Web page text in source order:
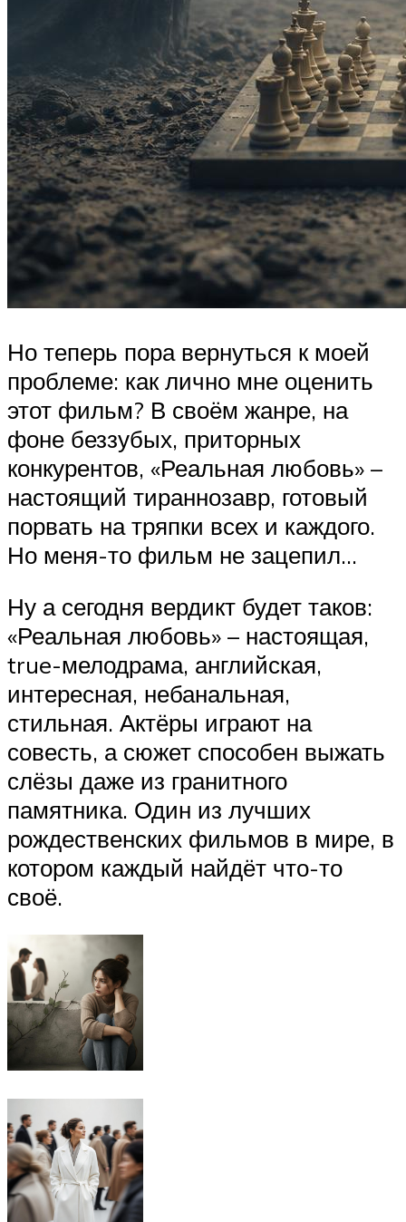
Но теперь пора вернуться к моей
проблеме: как лично мне оценить
этот фильм? В своём жанре, на
фоне беззубых, приторных
конкурентов, «Реальная любовь» –
настоящий тираннозавр, готовый
порвать на тряпки всех и каждого.
Но меня-то фильм не зацепил…
Ну а сегодня вердикт будет таков:
«Реальная любовь» – настоящая,
true-мелодрама, английская,
интересная, небанальная,
стильная. Актёры играют на
совесть, а сюжет способен выжать
слёзы даже из гранитного
памятника. Один из лучших
рождественских фильмов в мире, в
котором каждый найдёт что-то
своё.